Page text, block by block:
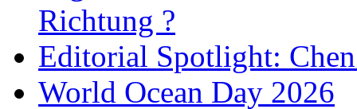
Richtung ?
Editorial Spotlight:
World Ocean Day 2026